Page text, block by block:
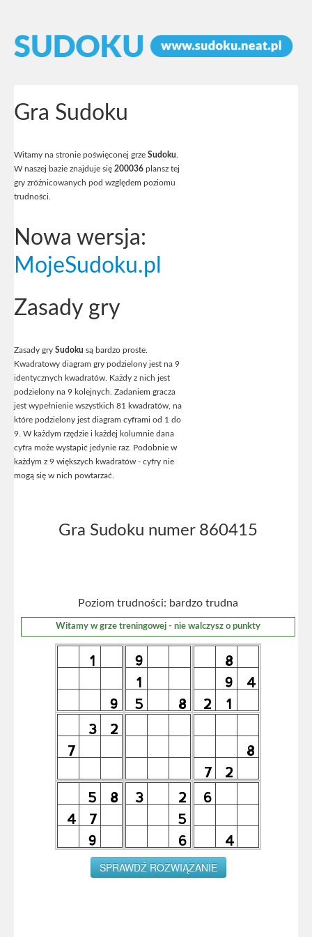
Gra Sudoku
Witamy na stronie poświęconej grze Sudoku
W naszej bazie znajduje się 200036 plansz tej
gry zróżnicowanych pod względem poziomu
trudności.
Nowa wersja:
MojeSudoku.pl
Zasady gry
Zasady gry Sudoku są bardzo proste.
Kwadratowy diagram gry podzielony jest na 9
identycznych kwadratów. Każdy z nich jest
podzielony na 9 kolejnych. Zadaniem gracza
jest wypełnienie wszystkich 81 kwadratów, na
które podzielony jest diagram cyframi od 1 do
9. W każdym rzędzie i każdej kolumnie dana
cyfra może wystapić jedynie raz. Podobnie w
każdym z 9 większych kwadratów - cyfry nie
mogą się w nich powtarzać.
Gra Sudoku numer 860415
Poziom trudności: bardzo trudna
Witamy w grze treningowej - nie walczysz o punkty